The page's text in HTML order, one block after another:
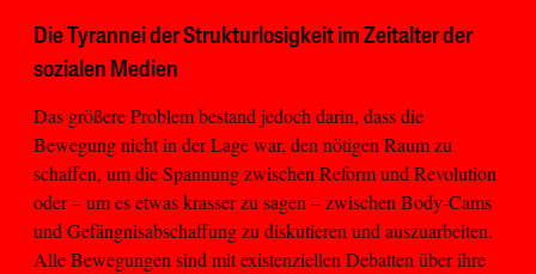
Die Tyrannei der Strukturlosigkeit im Zeitalter der
sozialen Medien
Das größere Problem bestand jedoch darin, dass die
Bewegung nicht in der Lage war, den nötigen Raum zu
schaffen, um die Spannung zwischen Reform und Revolution
oder – um es etwas krasser zu sagen – zwischen Body-Cams
und Gefängnisabschaffung zu diskutieren und auszuarbeiten.
Alle Bewegungen sind mit existenziellen Debatten über ihre